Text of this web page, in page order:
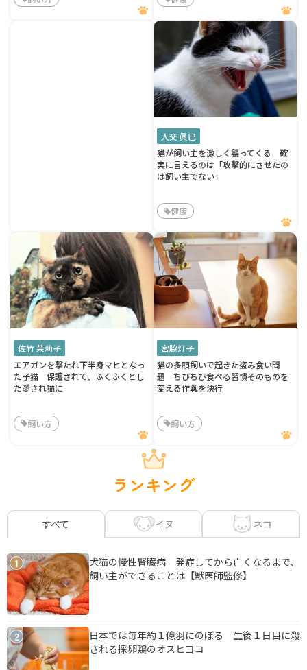
入交 眞巳
猫が飼い主を激しく襲ってくる 確
実に言えるのは「攻撃的にさせたの
は飼い主でない」
健康
佐竹 茉莉子
エアガンを撃たれ下半身マヒとなっ
た子猫 保護されて、ふくふくとし
た愛され猫に
飼い方
宮脇灯子
猫の多頭飼いで起きた盗み食い問
題 ちびちび食べる習慣そのものを
変える作戦を決行
飼い方
ランキング
すべて イヌ ネコ
1
犬猫の慢性腎臓病 発症してから亡くなるまで、
飼い主ができることは【獣医師監修】
2
日本では毎年約１億羽にのぼる 生後１日目に殺
される採卵鶏のオスヒヨコ